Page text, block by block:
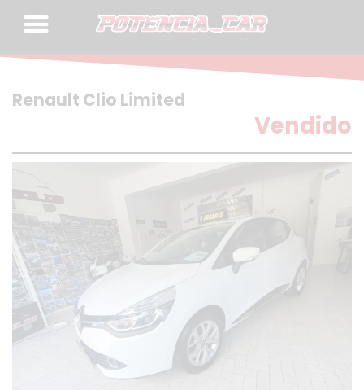
Renault Clio Limited
Vendido